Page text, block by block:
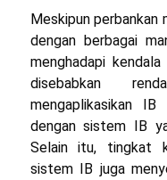
Meskipun
dengan berbagai
menghadapi
disebabkan
mengaplikasikan
dengan sistem IB
Selain itu, tingkat
sistem IB juga